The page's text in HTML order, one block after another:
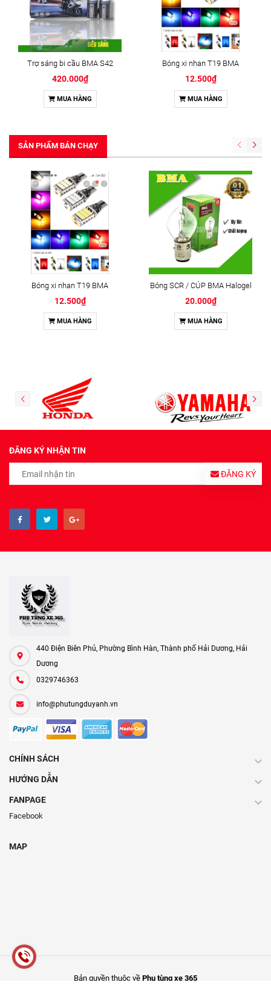
Trợ sáng bi cầu BMA S42
420.000₫
MUA HÀNG
Bóng xi nhan T19 BMA
12.500₫
MUA HÀNG
SẢN PHẨM BÁN CHẠY
Bóng xi nhan T19 BMA
12.500₫
MUA HÀNG
Bóng SCR / CÚP BMA Halogel
20.000₫
MUA HÀNG
ĐĂNG KÝ NHẬN TIN
ĐĂNG KÝ
440 Điện Biên Phủ, Phường Bình Hàn, Thành phố Hải Dương, Hải
Dương
0329746363
info@phutungduyanh.vn
CHÍNH SÁCH
HƯỚNG DẪN
FANPAGE
Facebook
MAP
Bản quyền thuộc về Phụ tùng xe 365